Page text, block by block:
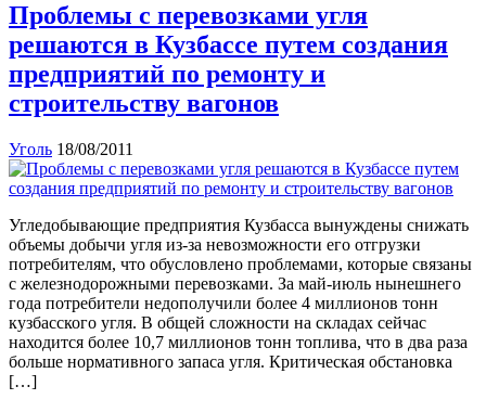
Проблемы с перевозками угля
решаются в Кузбассе путем создания
предприятий по ремонту и
строительству вагонов
Уголь 18/08/2011
Угледобывающие предприятия Кузбасса вынуждены снижать
объемы добычи угля из-за невозможности его отгрузки
потребителям, что обусловлено проблемами, которые связаны
с железнодорожными перевозками. За май-июль нынешнего
года потребители недополучили более 4 миллионов тонн
кузбасского угля. В общей сложности на складах сейчас
находится более 10,7 миллионов тонн топлива, что в два раза
больше нормативного запаса угля. Критическая обстановка
[…]